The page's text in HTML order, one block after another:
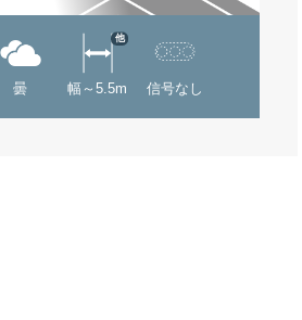
曇 幅～5.5m
他
信号なし